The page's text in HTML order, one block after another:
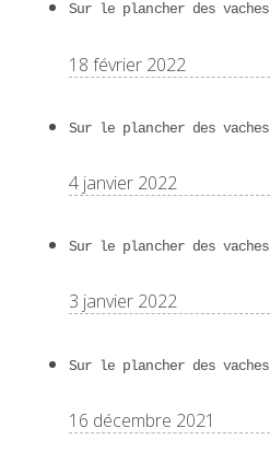
Sur le plancher des vaches
18 février 2022
Sur le plancher des vaches
4 janvier 2022
Sur le plancher des vaches
3 janvier 2022
Sur le plancher des vaches
16 décembre 2021